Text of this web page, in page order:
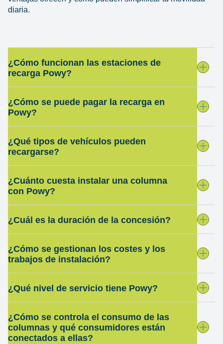
diaria.
¿Cómo funcionan las estaciones de
recarga Powy?
¿Cómo se puede pagar la recarga en
Powy?
¿Qué tipos de vehículos pueden
recargarse?
¿Cuánto cuesta instalar una columna
con Powy?
¿Cuál es la duración de la concesión?
¿Cómo se gestionan los costes y los
trabajos de instalación?
¿Qué nivel de servicio tiene Powy?
¿Cómo se controla el consumo de las
columnas y qué consumidores están
conectados a ellas?